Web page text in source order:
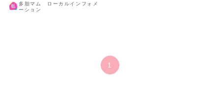
多胎マム ローカルインフォメ
ーション
1